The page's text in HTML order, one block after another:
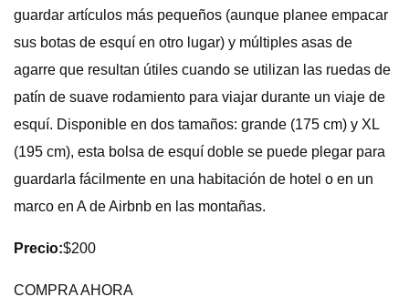
guardar artículos más pequeños (aunque planee empacar
sus botas de esquí en otro lugar) y múltiples asas de
agarre que resultan útiles cuando se utilizan las ruedas de
patín de suave rodamiento para viajar durante un viaje de
esquí. Disponible en dos tamaños: grande (175 cm) y XL
(195 cm), esta bolsa de esquí doble se puede plegar para
guardarla fácilmente en una habitación de hotel o en un
marco en A de Airbnb en las montañas.
Precio:$200
COMPRA AHORA